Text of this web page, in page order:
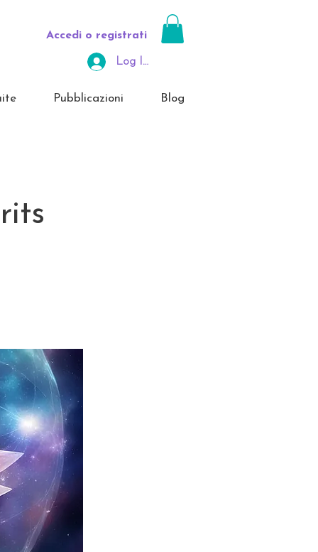
Log In Area Riservata
Accedi o registrati
Pubblicazioni Blog